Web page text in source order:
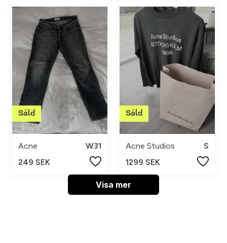
Acne
W31
249 SEK
Acne Studios
S
1299 SEK
Visa mer